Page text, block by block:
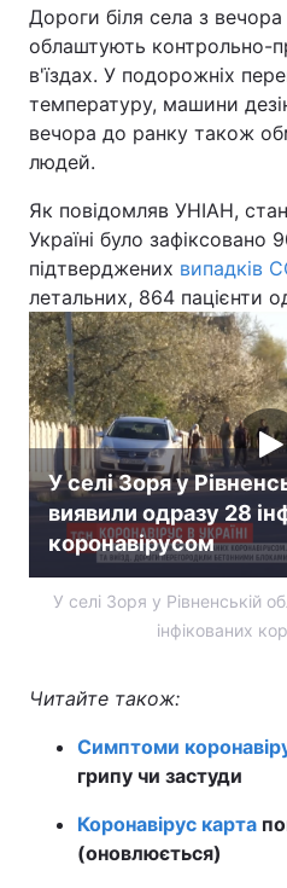
Здоров'я
Цікавинки
Екологія
Лонгріди
Відео з Youtube
Інтерв'ю
Архів
Контакти
Послуги
Дороги біля села з
облаштують контрольно-
в'їздах. У подорожніх
температуру, машини
вечора до ранку також
людей.
Як повідомляв УНІАН,
Україні було зафіксовано
підтверджених випадків
летальних, 864 пацієнти
У селі Зоря у
виявили одразу 28
коронавірусом
У селі Зоря у Рівненській
інфікованих
Читайте також:
Симптоми
грипу чи застуди
Коронавірус карта
(оновлюється)